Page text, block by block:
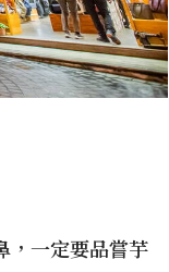
，一定要品嘗芋